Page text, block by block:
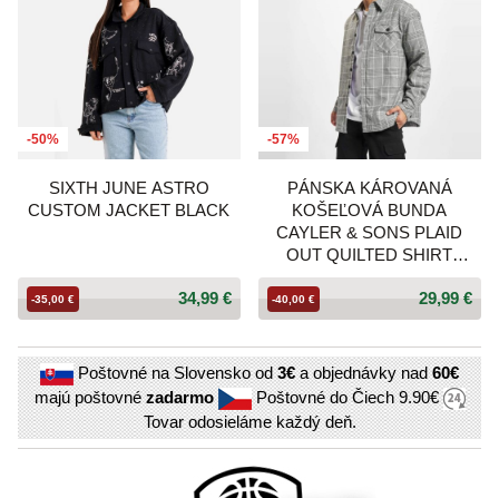
-50%
SIXTH JUNE ASTRO
CUSTOM JACKET BLACK
34,99 €
-35,00 €
-57%
PÁNSKA KÁROVANÁ
KOŠEĽOVÁ BUNDA
CAYLER & SONS PLAID
OUT QUILTED SHIRT
JACKET ČIERNO-BIELA
29,99 €
-40,00 €
Poštovné na Slovensko od3€a objednávky nad60€
majú poštovnézadarmo Poštovné do Čiech9.90€
Tovar odosieláme každý deň.